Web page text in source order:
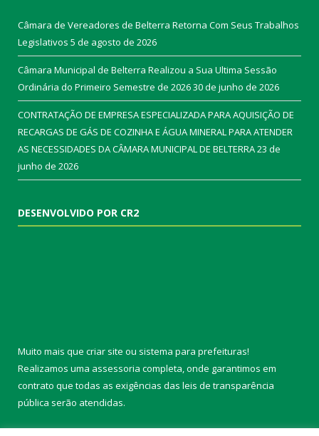
Câmara de Vereadores de Belterra Retorna Com Seus Trabalhos
Legislativos 5 de agosto de 2026
Câmara Municipal de Belterra Realizou a Sua Ultima Sessão
Ordinária do Primeiro Semestre de 202630 de junho de 2026
CONTRATAÇÃO DE EMPRESA ESPECIALIZADA PARA AQUISIÇÃO DE
RECARGAS DE GÁS DE COZINHA E ÁGUA MINERAL PARA ATENDER
AS NECESSIDADES DA CÂMARA MUNICIPAL DE BELTERRA23 de
junho de 2026
DESENVOLVIDO POR CR2
Muito mais que criar site ou sistema para prefeituras!
Realizamos uma assessoria completa, onde garantimos em
contrato que todas as exigências das leis de transparência
pública serão atendidas.